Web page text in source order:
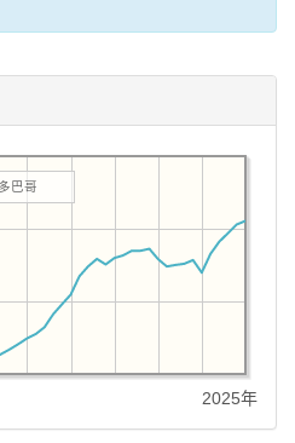
巴哥
2025年